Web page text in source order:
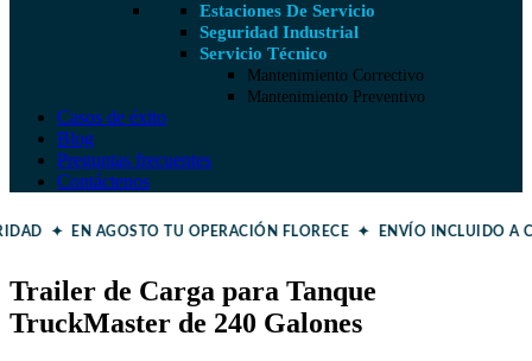
Estaciones De Servicio
Seguridad Industrial
Servicio Técnico
Mantenimiento Correctivo
Mantenimiento Preventivo
Casos de éxito
Blog
Preguntas frecuentes
Contáctenos
✦ EN AGOSTO TU OPERACIÓN FLORECE ✦ ENVÍO INCLUIDO A
Trailer de Carga para Tanque
TruckMaster de 240 Galones